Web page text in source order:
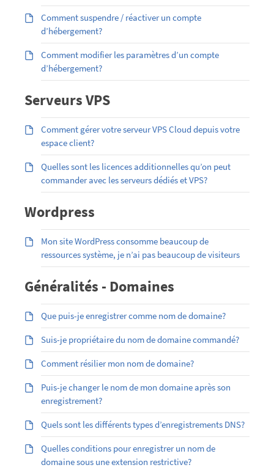
Comment suspendre / réactiver un compte
d’hébergement?
Comment modifier les paramètres d’un compte
d’hébergement?
Serveurs VPS
Comment gérer votre serveur VPS Cloud depuis votre
espace client?
Quelles sont les licences additionnelles qu’on peut
commander avec les serveurs dédiés et VPS?
Wordpress
Mon site WordPress consomme beaucoup de
ressources système, je n’ai pas beaucoup de visiteurs
Généralités - Domaines
Que puis-je enregistrer comme nom de domaine?
Suis-je propriétaire du nom de domaine commandé?
Comment résilier mon nom de domaine?
Puis-je changer le nom de mon domaine après son
enregistrement?
Quels sont les différents types d’enregistrements DNS?
Quelles conditions pour enregistrer un nom de
domaine sous une extension restrictive?